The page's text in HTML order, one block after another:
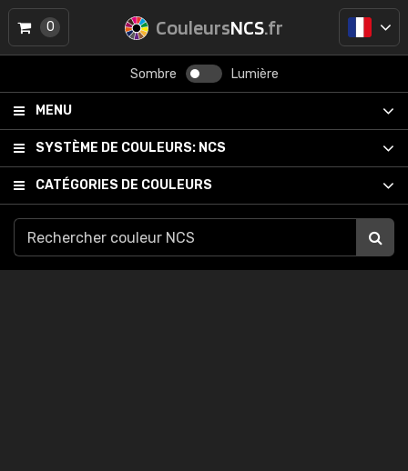
CouleursNCS.fr
Sombre Lumière
MENU
SYSTÈME DE COULEURS: NCS
CATÉGORIES DE COULEURS
0